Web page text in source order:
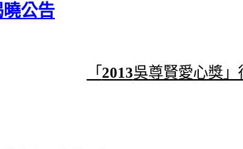
曉公告
「 2013吳尊賢愛心獎